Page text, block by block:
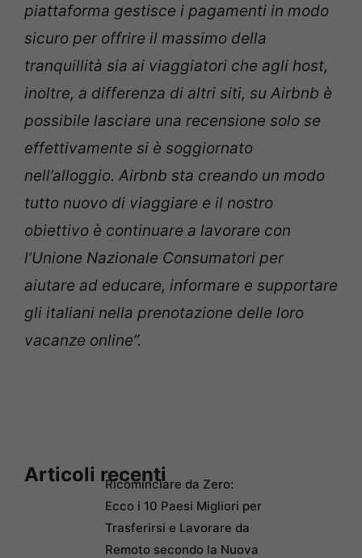
piattaforma gestisce i pagamenti in modo
sicuro per offrire il massimo della
tranquillità sia ai viaggiatori che agli host,
inoltre, a differenza di altri siti, su Airbnb è
possibile lasciare una recensione solo se
effettivamente si è soggiornato
nell’alloggio. Airbnb sta creando un modo
tutto nuovo di viaggiare e il nostro
obiettivo è continuare a lavorare con
l’Unione Nazionale Consumatori per
aiutare ad educare, informare e supportare
gli italiani nella prenotazione delle loro
vacanze online”.
Articoli recentiRicominciare da Zero:
Ecco i 10 Paesi Migliori per
Trasferirsi e Lavorare da
Remoto secondo la Nuova